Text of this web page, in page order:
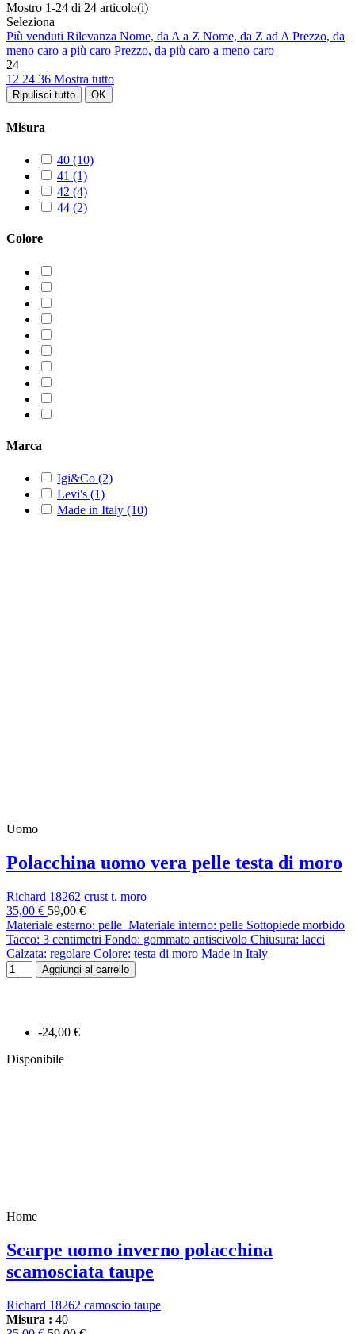
Mostro 1-24 di 24 articolo(i)
Seleziona
Più venduti Rilevanza Nome, da A a Z Nome, da Z ad APrezzo, da
meno caro a più caro Prezzo, da più caro a meno caro
24
12 24 36 Mostra tutto
Ripulisci tutto OK
Misura
40 (10)
41 (1)
42 (4)
44 (2)
Colore
Marca
Igi&Co (2)
Levi's (1)
Made in Italy (10)
-24,00 €
Disponibile
Uomo
Polacchina uomo vera pelle testa di moro
Richard 18262 crust t. moro
35,00 € 59,00 €
Materiale esterno: pelle Materiale interno: pelle Sottopiede morbido
Tacco: 3 centimetri Fondo: gommato antiscivolo Chiusura: lacci
Calzata: regolare Colore: testa di moro Made in Italy
Aggiungi al carrello
Home
Scarpe uomo inverno polacchina
scamosciata taupe
Richard 18262 camoscio taupe
Misura : 40